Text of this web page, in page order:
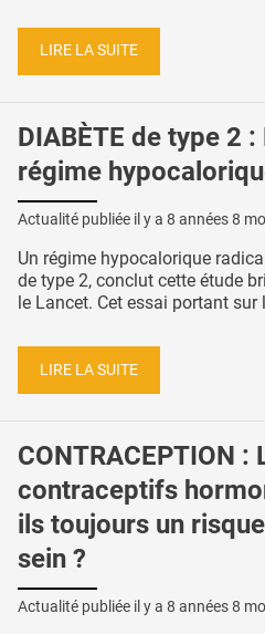
LIRE LA SUITE
DIABÈTE de type 2 :
régime
Actualité publiée il y a 8 années 8
Un régime hypocalorique
de type 2, conclut cette étude
le Lancet. Cet essai portant sur
LIRE LA SUITE
CONTRACEPTION :
contraceptifs
ils toujours un
sein ?
Actualité publiée il y a 8 années 8